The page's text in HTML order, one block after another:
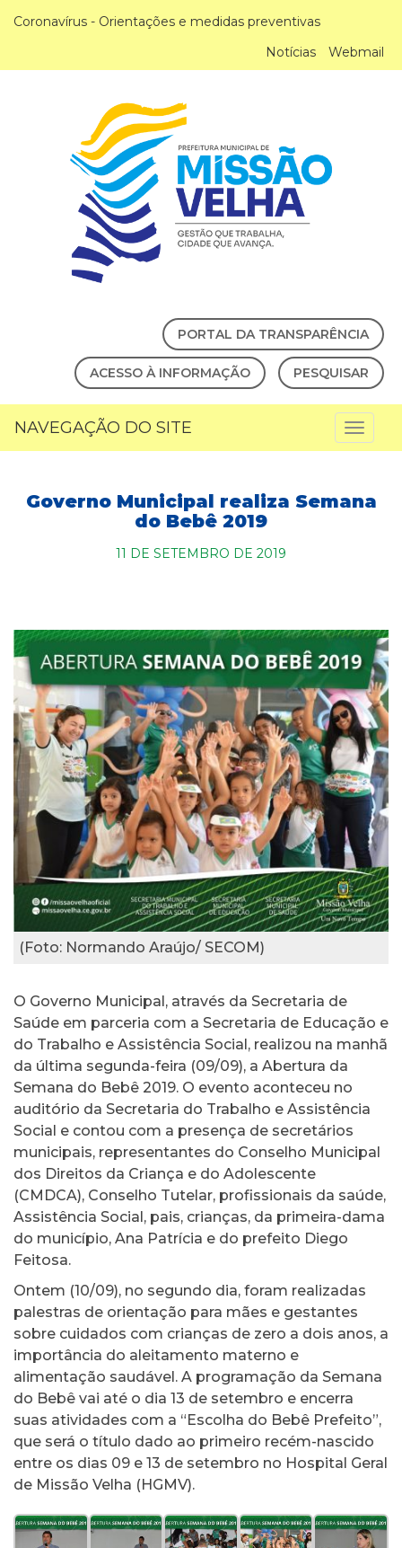
Coronavírus - Orientações e medidas preventivas
Notícias
Webmail
PORTAL DA TRANSPARÊNCIA
ACESSO À INFORMAÇÃO PESQUISAR
NAVEGAÇÃO DO SITE
Governo Municipal realiza Semana
do Bebê 2019
11 DE SETEMBRO DE 2019
(Foto: Normando Araújo/ SECOM)
O Governo Municipal, através da Secretaria de
Saúde em parceria com a Secretaria de Educação e
do Trabalho e Assistência Social, realizou na manhã
da última segunda-feira (09/09), a Abertura da
Semana do Bebê 2019. O evento aconteceu no
auditório da Secretaria do Trabalho e Assistência
Social e contou com a presença de secretários
municipais, representantes do Conselho Municipal
dos Direitos da Criança e do Adolescente
(CMDCA), Conselho Tutelar, profissionais da saúde,
Assistência Social, pais, crianças, da primeira-dama
do município, Ana Patrícia e do prefeito Diego
Feitosa.
Ontem (10/09), no segundo dia, foram realizadas
palestras de orientação para mães e gestantes
sobre cuidados com crianças de zero a dois anos, a
importância do aleitamento materno e
alimentação saudável. A programação da Semana
do Bebê vai até o dia 13 de setembro e encerra
suas atividades com a “Escolha do Bebê Prefeito”,
que será o título dado ao primeiro recém-nascido
entre os dias 09 e 13 de setembro no Hospital Geral
de Missão Velha (HGMV).